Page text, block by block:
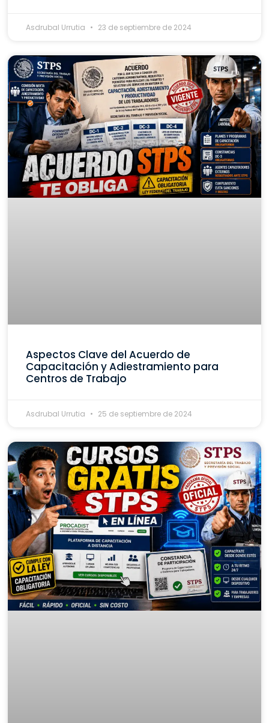
Asdrubal Urrutia 23 de septiembre de 2024
Aspectos Clave del Acuerdo de
Capacitación y Adiestramiento para
Centros de Trabajo
Asdrubal Urrutia 25 de septiembre de 2024